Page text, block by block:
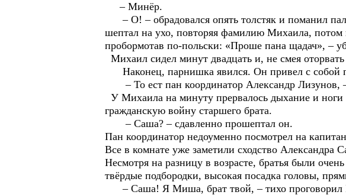
– Минёр.
– О! – обрадовался опять толстяк и поманил
шептал на ухо, повторяя фамилию Михаила, потом
пробормотав по-польски: «Проше пана щадач», –
Михаил сидел минут двадцать и, не смея
Наконец, парнишка явился. Он привел с собой
– То ест пан координатор Александр Лизунов,
У Михаила на минуту прервалось дыхание и ноги
гражданскую войну старшего брата.
– Саша? – сдавленно прошептал он.
Пан координатор недоуменно посмотрел на
Все в комнате уже заметили сходство Александра
Несмотря на разницу в возрасте, братья были
твёрдые подбородки, высокая посадка головы,
– Саша! Я Миша, брат твой, – тихо проговорил